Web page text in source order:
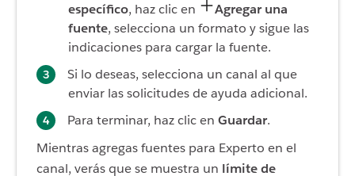
específico, haz clic en
Agregar una
fuente, selecciona un formato y sigue las
indicaciones para cargar la fuente.
Si lo deseas, selecciona un canal al que
enviar las solicitudes de ayuda adicional.
Para terminar, haz clic en Guardar.
Mientras agregas fuentes para Experto en el
canal, verás que se muestra un límite de